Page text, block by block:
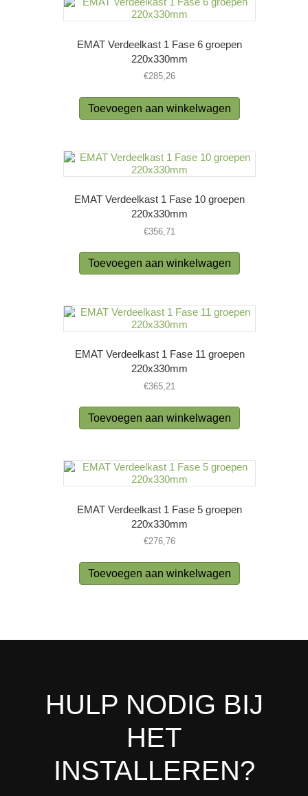
EMAT Verdeelkast 1 Fase 6 groepen
220x330mm
€285,26
Toevoegen aan winkelwagen
EMAT Verdeelkast 1 Fase 10 groepen
220x330mm
€356,71
Toevoegen aan winkelwagen
EMAT Verdeelkast 1 Fase 11 groepen
220x330mm
€365,21
Toevoegen aan winkelwagen
EMAT Verdeelkast 1 Fase 5 groepen
220x330mm
€276,76
Toevoegen aan winkelwagen
HULP NODIG BIJ
HET
INSTALLEREN?